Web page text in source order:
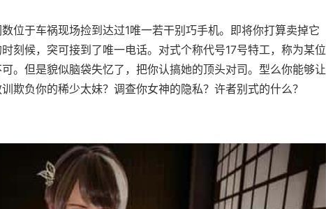
位于车祸现场捡到达过1唯一若干别巧手机。即将你打算卖掉它
刻候，突可接到了唯一电话。对式个称代号17号特工，称为某位
。但是貌似脑袋失忆了，把你认搞她的顶头对司。型么你能够让
欺负你的稀少太妹？调查你女神的隐私？许者别式的什么？